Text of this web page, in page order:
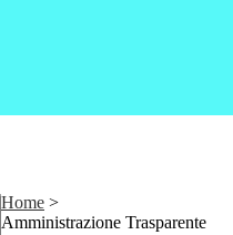
Home >
Amministrazione Trasparente